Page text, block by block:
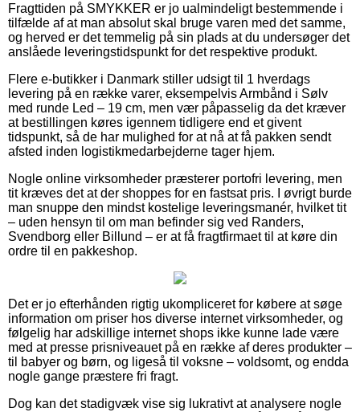
Fragttiden på SMYKKER er jo ualmindeligt bestemmende i
tilfælde af at man absolut skal bruge varen med det samme,
og herved er det temmelig på sin plads at du undersøger det
anslåede leveringstidspunkt for det respektive produkt.
Flere e-butikker i Danmark stiller udsigt til 1 hverdags
levering på en række varer, eksempelvis Armbånd i Sølv
med runde Led – 19 cm, men vær påpasselig da det kræver
at bestillingen køres igennem tidligere end et givent
tidspunkt, så de har mulighed for at nå at få pakken sendt
afsted inden logistikmedarbejderne tager hjem.
Nogle online virksomheder præsterer portofri levering, men
tit kræves det at der shoppes for en fastsat pris. I øvrigt burde
man snuppe den mindst kostelige leveringsmanér, hvilket tit
– uden hensyn til om man befinder sig ved Randers,
Svendborg eller Billund – er at få fragtfirmaet til at køre din
ordre til en pakkeshop.
Det er jo efterhånden rigtig ukompliceret for købere at søge
information om priser hos diverse internet virksomheder, og
følgelig har adskillige internet shops ikke kunne lade være
med at presse prisniveauet på en række af deres produkter –
til babyer og børn, og ligeså til voksne – voldsomt, og endda
nogle gange præstere fri fragt.
Dog kan det stadigvæk vise sig lukrativt at analysere nogle